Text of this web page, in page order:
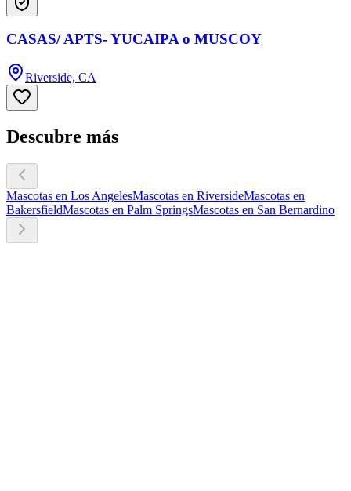
CASAS/ APTS- YUCAIPA o MUSCOY
Riverside, CA
Descubre más
Mascotas en Los AngelesMascotas en RiversideMascotas en
BakersfieldMascotas en Palm SpringsMascotas en San Bernardino